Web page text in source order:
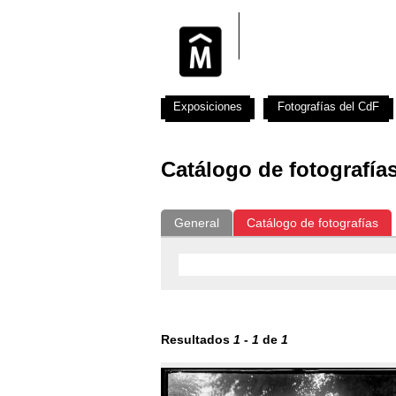
Catálogo de
General Catálogo de fotografías
Resultados 1 - 1 de 1
Exposiciones Fotografías del CdF